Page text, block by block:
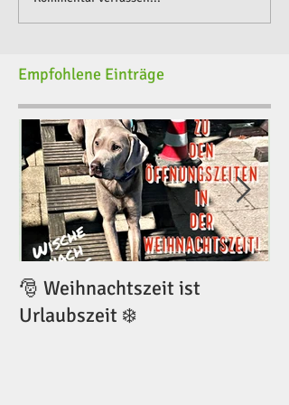
Empfohlene Einträge
🎅 Weihnachtszeit ist
Urlaubszeit ❄️